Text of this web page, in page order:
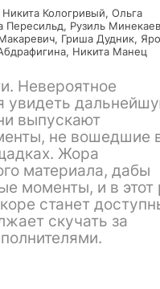
Кологривый, Ольга
Пересильд, Рузиль
Гриша Дудник,
Никита Манец
Невероятное
увидеть
выпускают
не вошедшие
Жора
материала, дабы
моменты, и в этот
станет
скучать за